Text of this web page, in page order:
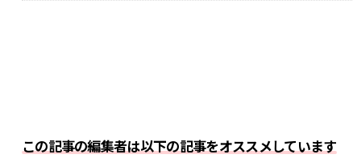
この記事の編集者は以下の記事をオススメしています